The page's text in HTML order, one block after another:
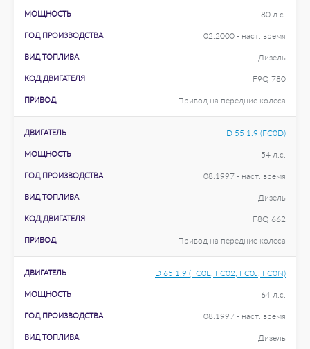
МОЩНОСТЬ 80 л.с.
ГОД ПРОИЗВОДСТВА 02.2000 - наст. время
ВИД ТОПЛИВА Дизель
КОД ДВИГАТЕЛЯ F9Q 780
ПРИВОД Привод на передние колеса
ДВИГАТЕЛЬ D 55 1.9 (FC0D)
МОЩНОСТЬ 54 л.с.
ГОД ПРОИЗВОДСТВА 08.1997 - наст. время
ВИД ТОПЛИВА Дизель
КОД ДВИГАТЕЛЯ F8Q 662
ПРИВОД Привод на передние колеса
ДВИГАТЕЛЬ D 65 1.9 (FC0E, FC02, FC0J, FC0N)
МОЩНОСТЬ 64 л.с.
ГОД ПРОИЗВОДСТВА 08.1997 - наст. время
ВИД ТОПЛИВА Дизель